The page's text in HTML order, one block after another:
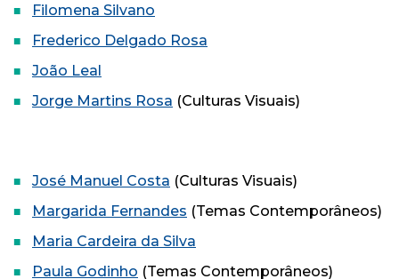
Filomena Silvano
Frederico Delgado Rosa
João Leal
Jorge Martins Rosa (Culturas Visuais)
José Manuel Costa (Culturas Visuais)
Margarida Fernandes (Temas Contemporâneos)
Maria Cardeira da Silva
Paula Godinho (Temas Contemporâneos)